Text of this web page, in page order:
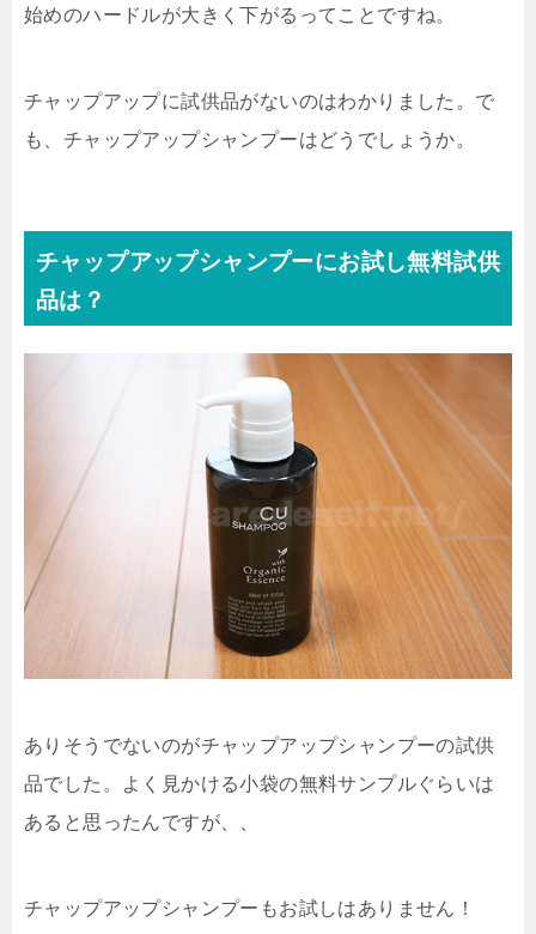
始めのハードルが大きく下がるってことですね。
チャップアップに試供品がないのはわかりました。で
も、チャップアップシャンプーはどうでしょうか。
チャップアップシャンプーにお試し無料試供
品は？
ありそうでないのがチャップアップシャンプーの試供
品でした。よく見かける小袋の無料サンプルぐらいは
あると思ったんですが、、
チャップアップシャンプーもお試しはありません！